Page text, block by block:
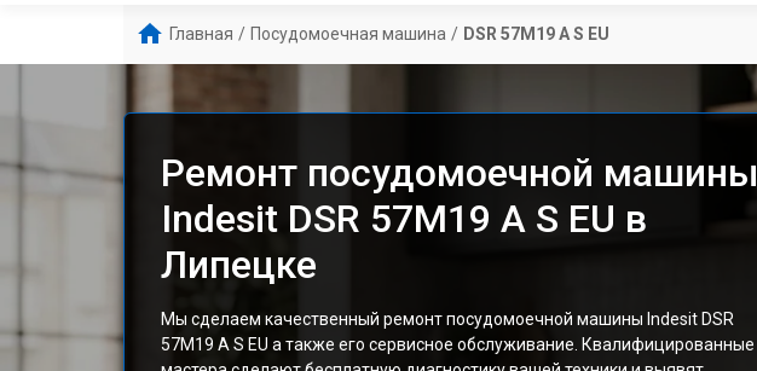
Главная / Посудомоечная машина / DSR 57M19 A S EU
Ремонт посудомоечной машины
Indesit DSR 57M19 A S EU в
Липецке
Мы сделаем качественный ремонт посудомоечной машины Indesit DSR
57M19 A S EU а также его сервисное обслуживание. Квалифицированные